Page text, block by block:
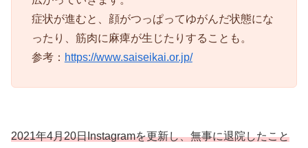
症状が進むと、顔がつっぱってゆがんだ状態にな
ったり、筋肉に麻痺が生じたりすることも。
参考： https://www.saiseikai.or.jp/
2021年4月20日Instagramを更新し、無事に退院したこと